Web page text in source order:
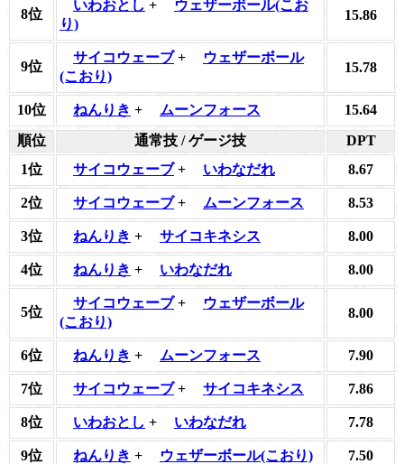
8位
いわおとし +
ウェザーボール(こお
り)
15.86
9位
サイコウェーブ+
ウェザーボール
(こおり)
15.78
10位 ねんりき + ムーンフォース
15.64
順位
通常技 / ゲージ技
DPT
1位
サイコウェーブ+ いわなだれ 8.67
2位 サイコウェーブ+ ムーンフォース 8.53
3位 ねんりき + サイコキネシス 8.00
4位 ねんりき + いわなだれ 8.00
5位
サイコウェーブ+
ウェザーボール
(こおり)
8.00
6位 ねんりき + ムーンフォース 7.90
7位 サイコウェーブ+ サイコキネシス 7.86
8位 いわおとし + いわなだれ 7.78
9位 ねんりき + ウェザーボール(こおり) 7.50